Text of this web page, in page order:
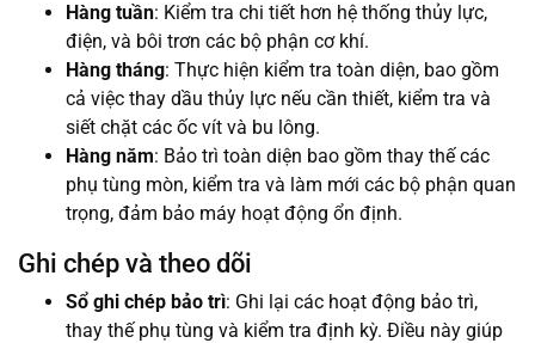
Hàng tuần: Kiểm tra chi tiết hơn hệ thống thủy lực,
điện, và bôi trơn các bộ phận cơ khí.
Hàng tháng: Thực hiện kiểm tra toàn diện, bao gồm
cả việc thay dầu thủy lực nếu cần thiết, kiểm tra và
siết chặt các ốc vít và bu lông.
Hàng năm: Bảo trì toàn diện bao gồm thay thế các
phụ tùng mòn, kiểm tra và làm mới các bộ phận quan
trọng, đảm bảo máy hoạt động ổn định.
Ghi chép và theo dõi
Sổ ghi chép bảo trì: Ghi lại các hoạt động bảo trì,
thay thế phụ tùng và kiểm tra định kỳ. Điều này giúp